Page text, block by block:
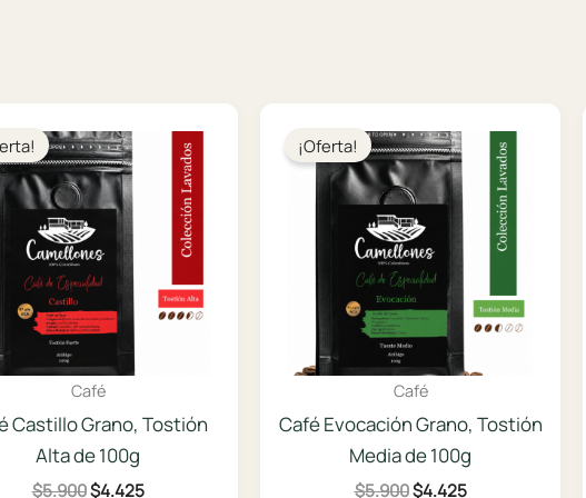
Café
Castillo Grano, Tostión
Alta de 100g
$5.900El
$4.425El
¡Oferta!
Café
Café Evocación Grano, Tostión
Media de 100g
$5.900El
$4.425El